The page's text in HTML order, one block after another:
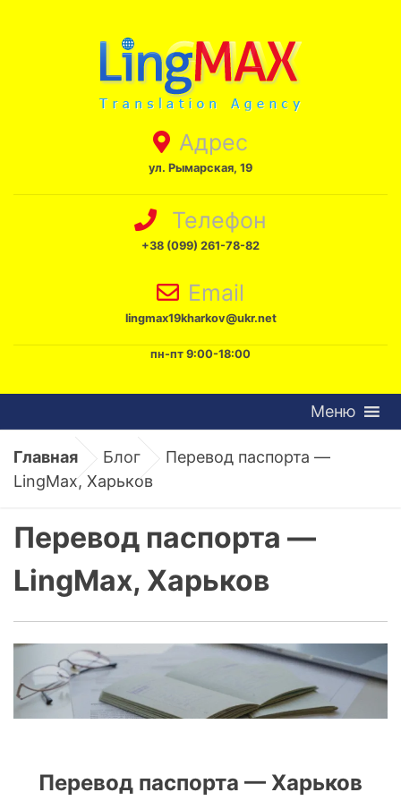
Адрес
ул. Рымарская, 19
Телефон
+38 (099) 261-78-82
Email
lingmax19kharkov@ukr.net
пн-пт 9:00-18:00
Меню
Главная Блог Перевод паспорта —
LingMax, Харьков
Перевод паспорта —
LingMax, Харьков
Перевод паспорта — Харьков